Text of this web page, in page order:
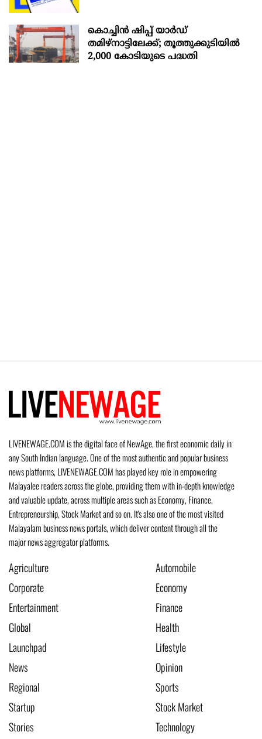
കൊച്ചിന്‍ ഷിപ്പ് യാർഡ്
തമിഴ്നാട്ടിലേക്ക്; തൂത്തുക്കുടിയിൽ
2,000 കോടിയുടെ പദ്ധതി
LIVENEWAGE.COM is the digital face of NewAge, the first economic daily in
any South Indian language. One of the most authentic and popular business
news platforms, LIVENEWAGE.COM has played key role in empowering
Malayalee readers across the globe, providing them with in-depth knowledge
and valuable update, across multiple areas such as Economy, Finance,
Entrepreneurship, Stock Market and so on. It's also one of the most visited
Malayalam business news portals, which deliver content through all the
major news aggregator platforms.
Agriculture
Automobile
Corporate
Economy
Entertainment
Finance
Global
Health
Launchpad
Lifestyle
News
Opinion
Regional
Sports
Startup
Stock Market
Stories
Technology